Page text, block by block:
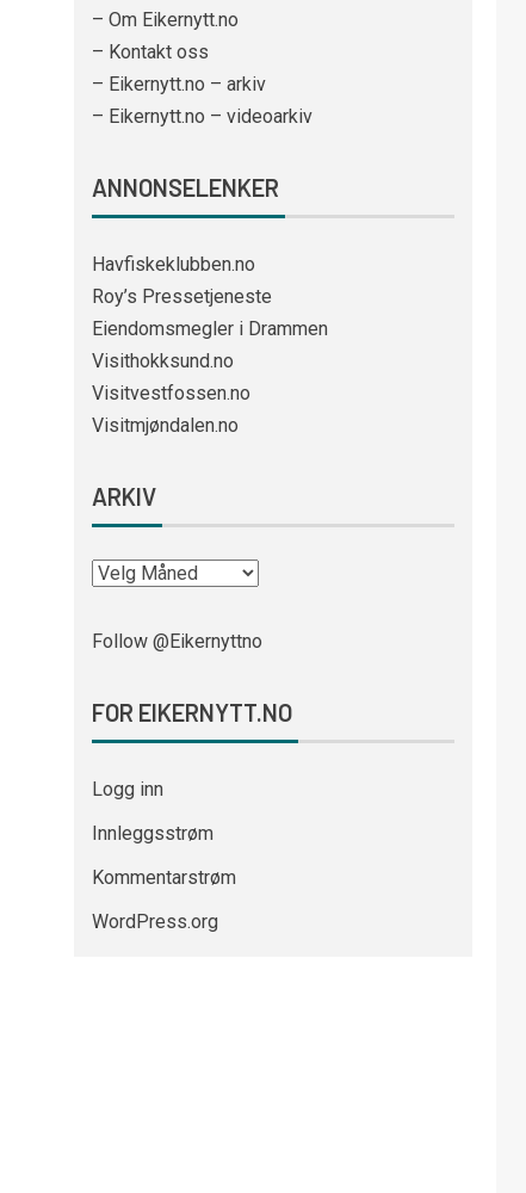
– Om Eikernytt.no
– Kontakt oss
– Eikernytt.no – arkiv
– Eikernytt.no – videoarkiv
ANNONSELENKER
Havfiskeklubben.no
Roy’s Pressetjeneste
Eiendomsmegler i Drammen
Visithokksund.no
Visitvestfossen.no
Visitmjøndalen.no
ARKIV
Follow @Eikernyttno
FOR EIKERNYTT.NO
Logg inn
Innleggsstrøm
Kommentarstrøm
WordPress.org